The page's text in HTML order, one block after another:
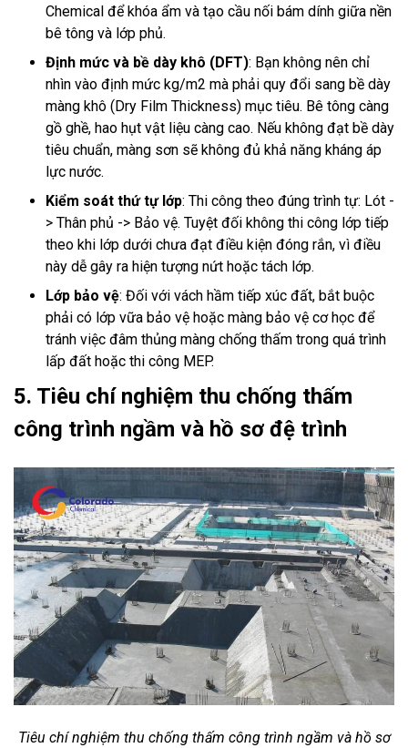
Chemical để khóa ẩm và tạo cầu nối bám dính giữa nền
bê tông và lớp phủ.
Định mức và bề dày khô (DFT): Bạn không nên chỉ
nhìn vào định mức kg/m2 mà phải quy đổi sang bề dày
màng khô (Dry Film Thickness) mục tiêu. Bê tông càng
gồ ghề, hao hụt vật liệu càng cao. Nếu không đạt bề dày
tiêu chuẩn, màng sơn sẽ không đủ khả năng kháng áp
lực nước.
Kiểm soát thứ tự lớp: Thi công theo đúng trình tự: Lót -
> Thân phủ -> Bảo vệ. Tuyệt đối không thi công lớp tiếp
theo khi lớp dưới chưa đạt điều kiện đóng rắn, vì điều
này dễ gây ra hiện tượng nứt hoặc tách lớp.
Lớp bảo vệ: Đối với vách hầm tiếp xúc đất, bắt buộc
phải có lớp vữa bảo vệ hoặc màng bảo vệ cơ học để
tránh việc đâm thủng màng chống thấm trong quá trình
lấp đất hoặc thi công MEP.
5. Tiêu chí nghiệm thu chống thấm
công trình ngầm và hồ sơ đệ trình
Tiêu chí nghiệm thu chống thấm công trình ngầm và hồ sơ